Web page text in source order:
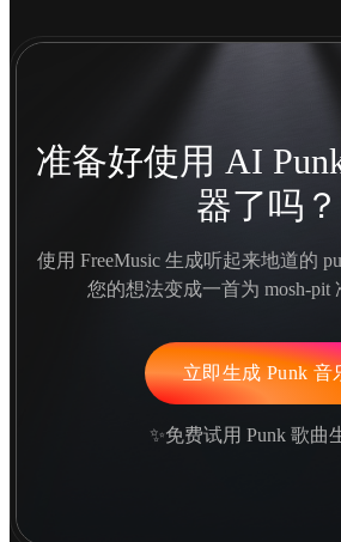
准备好使用 AI
器了吗？
使用 FreeMusic 生成听起来地道的
您的想法变成一首为 mosh-pit
立即生成 Punk 音
✨免费试用 Punk 歌曲